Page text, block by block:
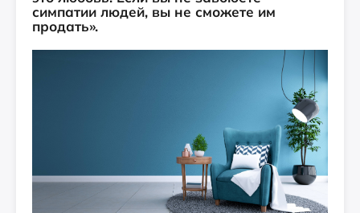
симпатии людей, вы не сможете им
продать».